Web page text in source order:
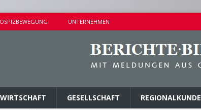
UNTERNEHMEN
WIRTSCHAFT GESELLSCHAFT REGIONALKUNDE